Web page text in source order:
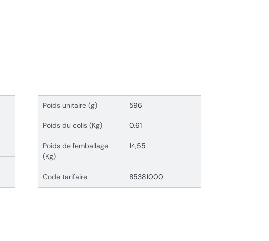
Poids unitaire (g) 596
Poids du colis (Kg) 0,61
Poids de l'emballage
(Kg)
14,55
Code tarifaire 85381000